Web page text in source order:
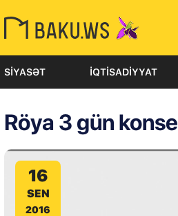
SIYASƏT İQTISADIYYAT
Röya 3 gün
16
SEN
2016